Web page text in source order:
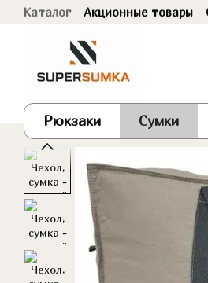
Перейти к основному контенту
Каталог Акционные товары
Рюкзаки Сумки